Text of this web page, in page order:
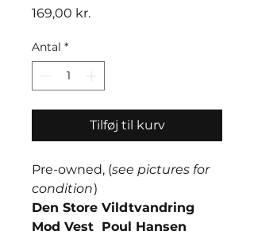
169,00 kr.Pris
Antal *
Tilføj til kurv
Pre-owned, (see pictures for
condition)
Den Store Vildtvandring
Mod Vest Poul Hansen